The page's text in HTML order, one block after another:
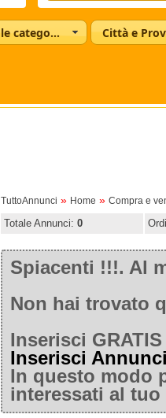
Tutte le categorie Città e
TuttoAnnunci » Home » Compra e
Totale Annunci: 0
Spiacenti !!!. Al
Non hai trovato
Inserisci
Inserisci
In questo modo
interessati al